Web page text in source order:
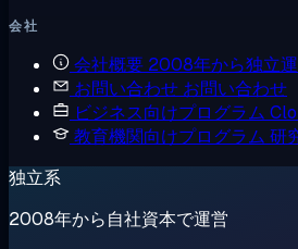
会社
会社概要 2008年から独立
お問い合わせ お問い合わせ
ビジネス向けプログラム
教育機関向けプログラム 研
独立系
2008年から自社資本で運営